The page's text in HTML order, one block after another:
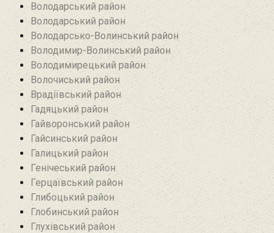
Володарський район
Володарський район
Володарсько-Волинський район
Володимир-Волинський район
Володимирецький район‎
Волочиський район
Врадіївський район‎
Гадяцький район
Гайворонський район
Гайсинський район
Галицький район
Генічеський район
Герцаївський район
Глибоцький район
Глобинський район
Глухівський район‎